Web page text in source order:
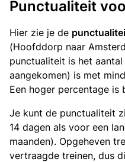
Punctualiteit
Hier zie je de
(Hoofddorp naar
punctualiteit is het
aangekomen) is met
Een hoger percentage is
Je kunt de punctualiteit
14 dagen als voor een
maanden). Opgeheven
vertraagde treinen, dus